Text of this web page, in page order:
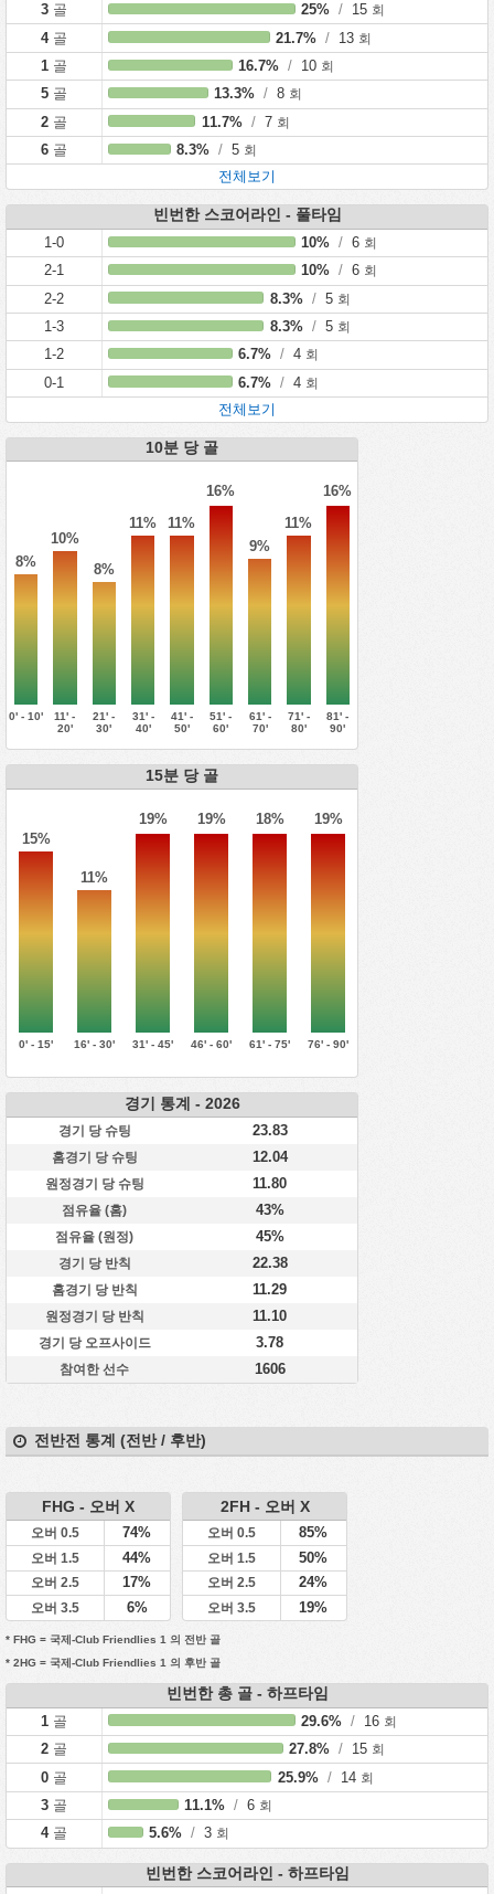
3 골 25% /15 회
4 골 21.7% / 13 회
1 골 16.7% / 10 회
5 골 13.3% /8 회
2 골 11.7% /7 회
6 골 8.3% /5 회
전체보기
빈번한 스코어라인 - 풀타임
1-0 10% /6 회
2-1 10% /6 회
2-2 8.3% /5 회
1-3 8.3% /5 회
1-2 6.7% / 4 회
0-1 6.7% / 4 회
전체보기
10분 당 골
8%
10%
8%
11% 11%
16%
9%
11%
16%
0' - 10'
11' -
20'
21' -
30'
31' -
40'
41' -
50'
51' -
60'
61' -
70'
71' -
80'
81' -
90'
15분 당 골
15%
11%
19% 19% 18% 19%
0' - 15' 16' - 30' 31' - 45' 46' - 60' 61' - 75' 76' - 90'
경기 통계 - 2026
경기 당 슈팅 23.83
홈경기 당 슈팅 12.04
원정경기 당 슈팅 11.80
점유율 (홈) 43%
점유율 (원정) 45%
경기 당 반칙 22.38
홈경기 당 반칙 11.29
원정경기 당 반칙 11.10
경기 당 오프사이드 3.78
참여한 선수 1606
전반전 통계 (전반 / 후반)
FHG - 오버 X
오버 0.5 74%
오버 1.5 44%
오버 2.5 17%
오버 3.5 6%
2FH - 오버 X
오버 0.5 85%
오버 1.5 50%
오버 2.5 24%
오버 3.5 19%
* FHG = 국제-Club Friendlies 1 의 전반 골
* 2HG = 국제-Club Friendlies 1 의 후반 골
빈번한 총 골 - 하프타임
1 골 29.6% /16 회
2 골 27.8% / 15 회
0 골 25.9% /14 회
3 골 11.1% / 6 회
4 골 5.6% / 3 회
빈번한 스코어라인 - 하프타임